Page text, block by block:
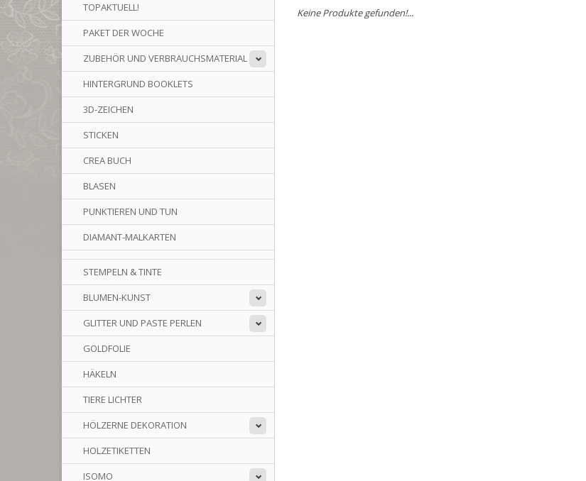
TOPAKTUELL!
PAKET DER WOCHE
ZUBEHÖR UND VERBRAUCHSMATERIAL
HINTERGRUND BOOKLETS
3D-ZEICHEN
STICKEN
CREA BUCH
BLASEN
PUNKTIEREN UND TUN
DIAMANT-MALKARTEN
STEMPELN & TINTE
BLUMEN-KUNST
GLITTER UND PASTE PERLEN
GOLDFOLIE
HÄKELN
TIERE LICHTER
HÖLZERNE DEKORATION
HOLZETIKETTEN
ISOMO
Keine Produkte gefunden!...